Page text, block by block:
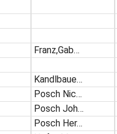
Franz,Gab…
Kandlbaue…
Posch Nic…
Posch Joh…
Posch Her…